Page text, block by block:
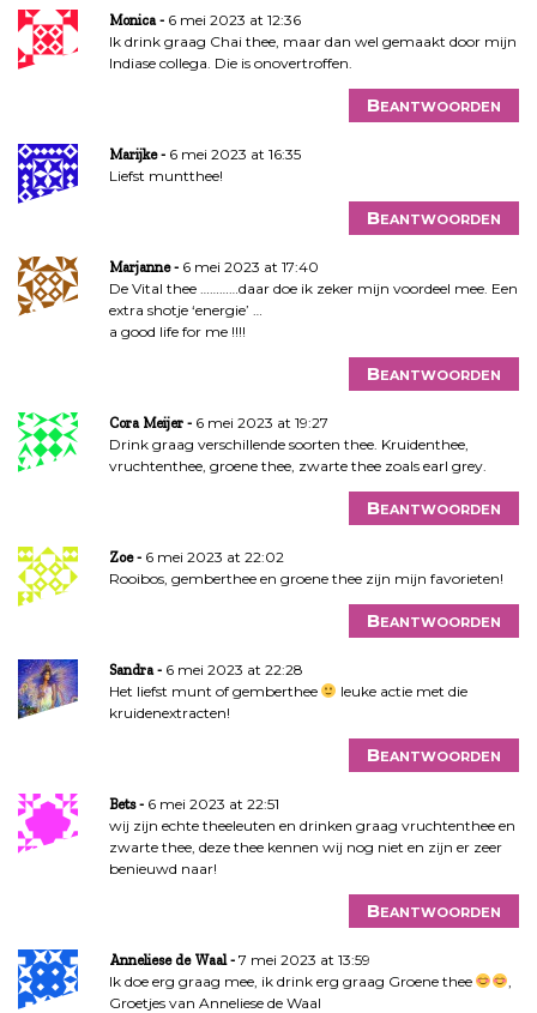
Monica
6 mei 2023 at 12:36
Ik drink graag Chai thee, maar dan wel gemaakt door mijn
Indiase collega. Die is onovertroffen.
Beantwoorden
Marijke
6 mei 2023 at 16:35
Liefst muntthee!
Beantwoorden
Marjanne
6 mei 2023 at 17:40
De Vital thee …………daar doe ik zeker mijn voordeel mee. Een
extra shotje ‘energie’ …
a good life for me !!!!
Beantwoorden
Cora Meijer
6 mei 2023 at 19:27
Drink graag verschillende soorten thee. Kruidenthee,
vruchtenthee, groene thee, zwarte thee zoals earl grey.
Beantwoorden
Zoe
6 mei 2023 at 22:02
Rooibos, gemberthee en groene thee zijn mijn favorieten!
Beantwoorden
Sandra
6 mei 2023 at 22:28
Het liefst munt of gemberthee
leuke actie met die
kruidenextracten!
Beantwoorden
Bets
6 mei 2023 at 22:51
wij zijn echte theeleuten en drinken graag vruchtenthee en
zwarte thee, deze thee kennen wij nog niet en zijn er zeer
benieuwd naar!
Beantwoorden
Anneliese de Waal
7 mei 2023 at 13:59
Ik doe erg graag mee, ik drink erg graag Groene thee
Groetjes van Anneliese de Waal